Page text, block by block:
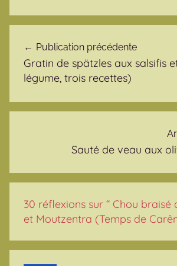
Publication précédente
Gratin de spätzles aux salsifis
légume, trois recettes)
Sauté de veau aux
30 réflexions sur “ Chou braisé
et Moutzentra (Temps de